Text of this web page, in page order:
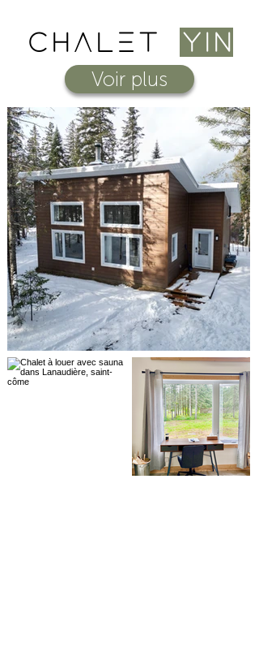
chalet yin
Voir plus